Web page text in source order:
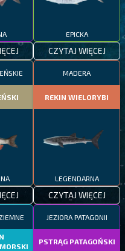
EPICKA
CZYTAJ WIĘCEJ
MADERA
REKIN WIELORYBI
LEGENDARNA
CZYTAJ WIĘCEJ
JEZIORA PATAGONII
PSTRĄG PATAGOŃSKI